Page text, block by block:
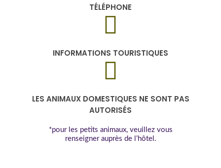
TÉLÉPHONE
INFORMATIONS TOURISTIQUES
LES ANIMAUX DOMESTIQUES NE SONT PAS
AUTORISÉS
*pour les petits animaux, veuillez vous
renseigner auprès de l’hôtel.